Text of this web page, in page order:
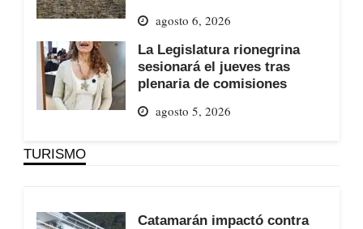
agosto 6, 2026
La Legislatura rionegrina
sesionará el jueves tras
plenaria de comisiones
agosto 5, 2026
TURISMO
Catamarán impactó contra